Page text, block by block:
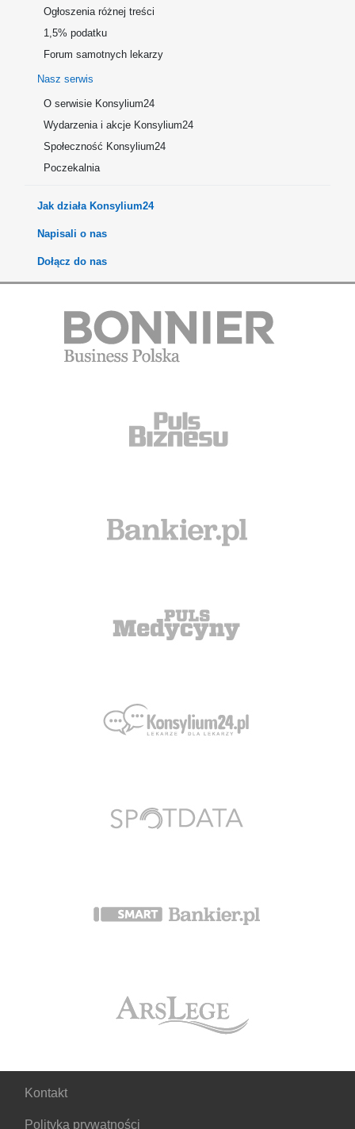
Ogłoszenia różnej treści
1,5% podatku
Forum samotnych lekarzy
Nasz serwis
O serwisie Konsylium24
Wydarzenia i akcje Konsylium24
Społeczność Konsylium24
Poczekalnia
Jak działa Konsylium24
Napisali o nas
Dołącz do nas
Kontakt
Polityka prywatności